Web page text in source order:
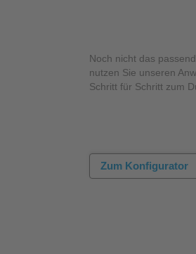
Noch nicht das
nutzen Sie unseren
Schritt für Schritt zum
Zum Konfigurator